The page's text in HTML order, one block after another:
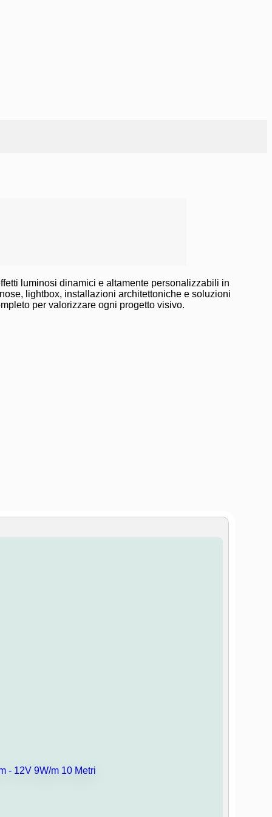
luminosi dinamici e altamente personalizzabili in
lightbox, installazioni architettoniche e soluzioni
per valorizzare ogni progetto visivo.